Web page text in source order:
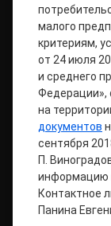
малого
критериям,
от 24 июля
и среднего
Федерации»,
на
документов
сентября
П.
информацию
Контактное
Панина